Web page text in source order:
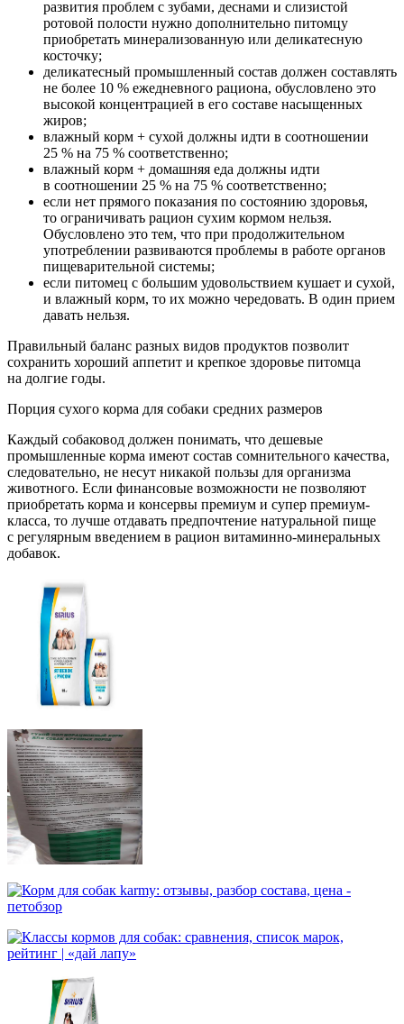
развития проблем с зубами, деснами и слизистой
ротовой полости нужно дополнительно питомцу
приобретать минерализованную или деликатесную
косточку;
деликатесный промышленный состав должен составлять
не более 10 % ежедневного рациона, обусловлено это
высокой концентрацией в его составе насыщенных
жиров;
влажный корм + сухой должны идти в соотношении
25 % на 75 % соответственно;
влажный корм + домашняя еда должны идти
в соотношении 25 % на 75 % соответственно;
если нет прямого показания по состоянию здоровья,
то ограничивать рацион сухим кормом нельзя.
Обусловлено это тем, что при продолжительном
употреблении развиваются проблемы в работе органов
пищеварительной системы;
если питомец с большим удовольствием кушает и сухой,
и влажный корм, то их можно чередовать. В один прием
давать нельзя.
Правильный баланс разных видов продуктов позволит
сохранить хороший аппетит и крепкое здоровье питомца
на долгие годы.
Порция сухого корма для собаки средних размеров
Каждый собаковод должен понимать, что дешевые
промышленные корма имеют состав сомнительного качества,
следовательно, не несут никакой пользы для организма
животного. Если финансовые возможности не позволяют
приобретать корма и консервы премиум и супер премиум-
класса, то лучше отдавать предпочтение натуральной пище
с регулярным введением в рацион витаминно-минеральных
добавок.